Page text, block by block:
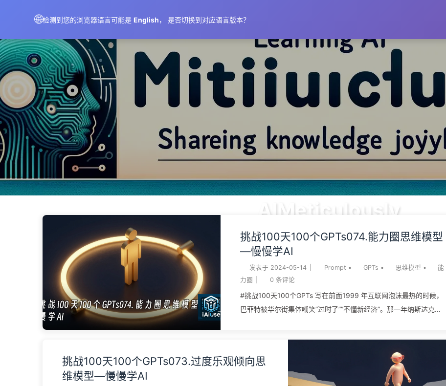
🌐检测到您的浏览器语言可能是 English， 是否切换到对应语言版本？
AIMeticulously
AIMeticulously
挑战100天100个GPTs074.能力圈思维模型
—慢慢学AI
发表于 2024-05-14 Prompt • GPTs • 思维模型 •
能
力圈
0 条评论
#挑战100天100个GPTs 写在前面1999 年互联网泡沫最热的时候，
巴菲特被华尔街集体嘲笑”过时了””不懂新经济”。那一年纳斯达克涨
十年后的现金流。一年半之后泡沫破了，纳斯达克从顶点跌掉
78%，嘲笑他的人大多消失了，他还在。让他活下来的不是聪明，是
他知道哪片场地不该下注。这就是能力圈。 能力圈思维模型说的
挑战100天100个GPTs073.过度乐观倾向思
维模型—慢慢学AI